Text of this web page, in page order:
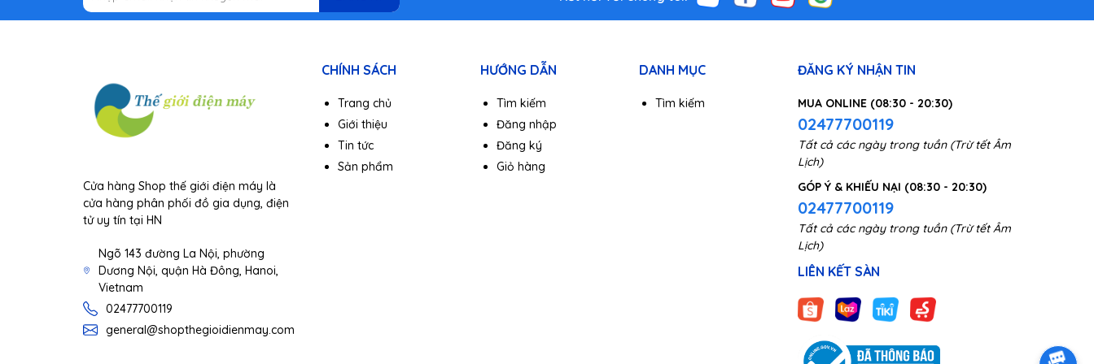
Cửa hàng Shop thế giới điện máy là
cửa hàng phân phối đồ gia dụng, điện
tử uy tín tại HN
Ngõ 143 đường La Nội, phường
Dương Nội, quận Hà Đông, Hanoi,
Vietnam
02477700119
general@shopthegioidienmay.com
CHÍNH SÁCH
Trang chủ
Giới thiệu
Tin tức
Sản phẩm
HƯỚNG DẪN
Tìm kiếm
Đăng nhập
Đăng ký
Giỏ hàng
DANH MỤC
Tìm kiếm
ĐĂNG KÝ NHẬN TIN
MUA ONLINE (08:30 - 20:30)
02477700119
Tất cả các ngày trong tuần (Trừ tết Âm
Lịch)
GÓP Ý & KHIẾU NẠI (08:30 - 20:30)
02477700119
Tất cả các ngày trong tuần (Trừ tết Âm
Lịch)
LIÊN KẾT SÀN